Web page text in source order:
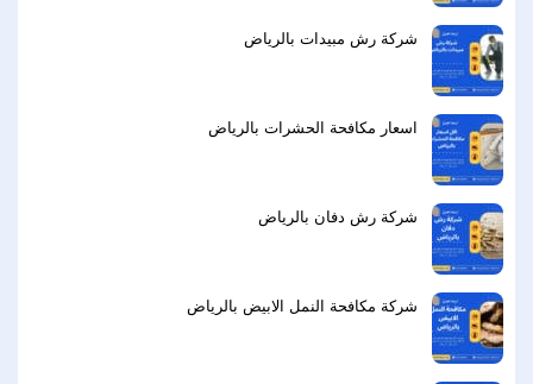
شركة رش مبيدات بالرياض
اسعار مكافحة الحشرات بالرياض
شركة رش دفان بالرياض
شركة مكافحة النمل الابيض بالرياض